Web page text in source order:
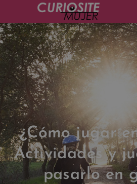
¿Cómo jugar
Actividades y
pasarlo en